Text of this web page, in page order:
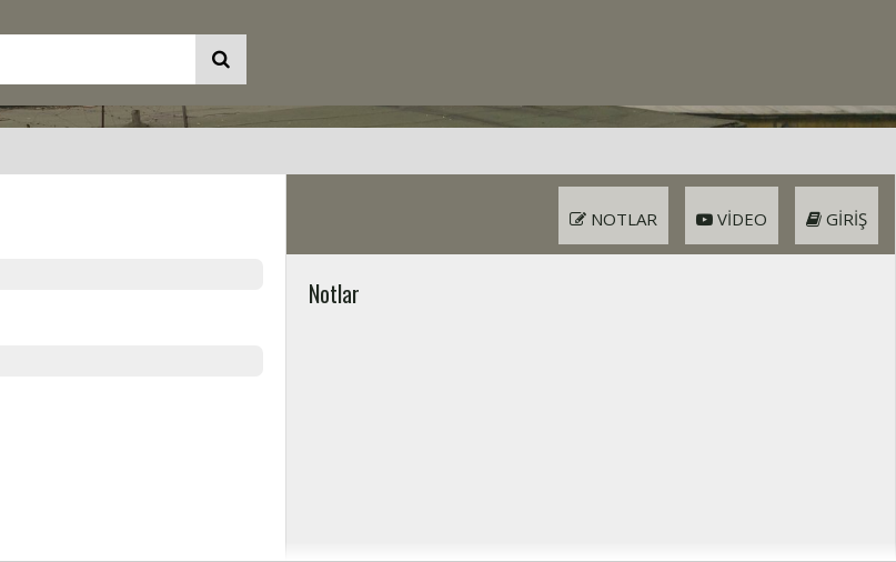
GIRIŞ
VIDEO
NOTLAR
Notlar